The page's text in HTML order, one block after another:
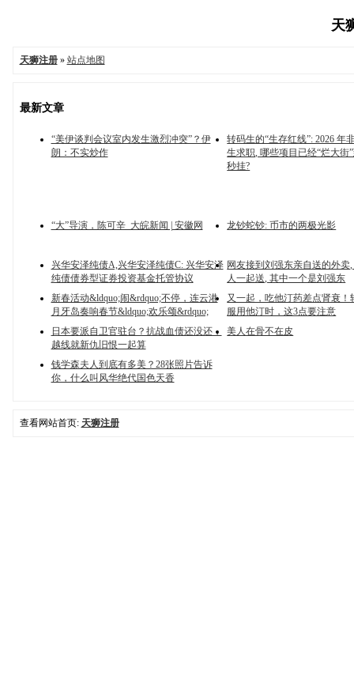
天
天狮注册» 站点地图
最新文章
“美伊谈判会议室内发生激烈冲突”？伊
朗：不实炒作
转码生的“生存红线”: 2026 年
生求职, 哪些项目已经“烂大街
秒挂?
“大”导演，陈可辛_大皖新闻 | 安徽网 龙钞蛇钞: 币市的两极光影
兴华安泽纯债A,兴华安泽纯债C: 兴华安泽
纯债债券型证券投资基金托管协议
网友接到刘强东亲自送的外卖
人一起送, 其中一个是刘强东
新春活动&ldquo;闹&rdquo;不停，连云港
月牙岛奏响春节&ldquo;欢乐颂&rdquo;
又一起，吃他汀药差点肾衰！
服用他汀时，这3点要注意
日本要派自卫官驻台？抗战血债还没还，
越线就新仇旧恨一起算
美人在骨不在皮
钱学森夫人到底有多美？28张照片告诉
你，什么叫风华绝代国色天香
查看网站首页: 天狮注册